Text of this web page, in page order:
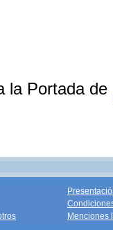
la Portada de
Menciones